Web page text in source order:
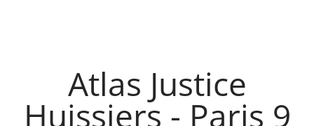
Atlas Justice
Huissiers - Paris 9